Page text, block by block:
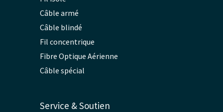
Câble armé
Câble blindé
Fil concentrique
Fibre Optique Aérienne
Câble spécial
Service & Soutien